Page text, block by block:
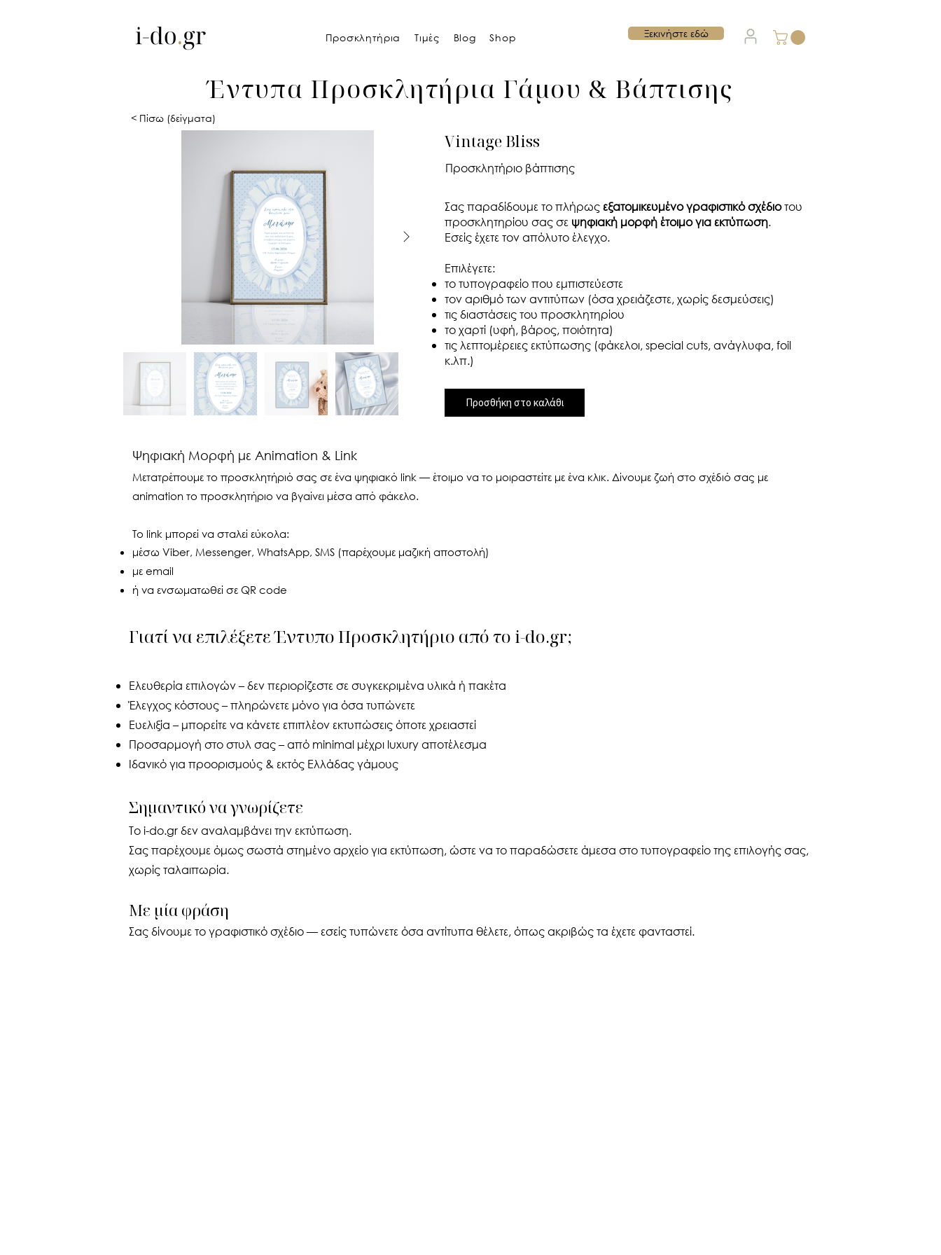
Ξεκινήστε εδώ
Προσκλητήρια Τιμές Blog Shop
Έντυπα Προσκλητήρια Γάμου & Βάπτισης
< Πίσω (δείγματα)
Vintage Bliss
Προσκλητήριο βάπτισης
Σας παραδίδουμε το πλήρωςεξατομικευμένο γραφιστικό σχέδιοτου
προσκλητηρίου σας σε ψηφιακή μορφή έτοιμο για εκτύπωση.
Εσείς έχετε τον απόλυτο έλεγχο.​
Επιλέγετε:
το τυπογραφείο που εμπιστεύεστε
τον αριθμό των αντιτύπων (όσα χρειάζεστε, χωρίς δεσμεύσεις)
τις διαστάσεις του προσκλητηρίου
το χαρτί (υφή, βάρος, ποιότητα)
τις λεπτομέρειες εκτύπωσης (φάκελοι, special cuts, ανάγλυφα, foil
κ.λπ.)
Προσθήκη στο καλάθι
Ψηφιακή Μορφή με Animation & Link
Μετατρέπουμε το προσκλητήριό σας σε ένα ψηφιακό link — έτοιμο να το μοιραστείτε με ένα κλικ. Δίνουμε ζωή στο σχέδιό σας με
animation το προσκλητήριο να βγαίνει μέσα από φάκελο.
Το link μπορεί να σταλεί εύκολα:
μέσω Viber, Messenger, WhatsApp, SMS (παρέχουμε μαζική αποστολή)
με email
ή να ενσωματωθεί σε QR code
Γιατί να επιλέξετε Έντυπο Προσκλητήριο από το i-do.gr;
Ελευθερία επιλογών – δεν περιορίζεστε σε συγκεκριμένα υλικά ή πακέτα
Έλεγχος κόστους – πληρώνετε μόνο για όσα τυπώνετε
Ευελιξία – μπορείτε να κάνετε επιπλέον εκτυπώσεις όποτε χρειαστεί
Προσαρμογή στο στυλ σας – από minimal μέχρι luxury αποτέλεσμα
Ιδανικό για προορισμούς & εκτός Ελλάδας γάμους
Σημαντικό να γνωρίζετε
Το i-do.gr δεν αναλαμβάνει την εκτύπωση.
Σας παρέχουμε όμως σωστά στημένο αρχείο για εκτύπωση, ώστε να το παραδώσετε άμεσα στο τυπογραφείο της επιλογής σας,
χωρίς ταλαιπωρία.
Με μία φράση
Σας δίνουμε το γραφιστικό σχέδιο — εσείς τυπώνετε όσα αντίτυπα θέλετε, όπως ακριβώς τα έχετε φανταστεί.